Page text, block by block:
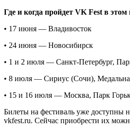
Где и когда пройдет VK Fest в этом
• 17 июня — Владивосток
• 24 июня — Новосибирск
• 1 и 2 июля — Санкт-Петербург,
• 8 июля — Сириус (Сочи),
• 15 и 16 июля — Москва, Парк
Билеты на фестиваль уже доступны
vkfest.ru. Сейчас приобрести их